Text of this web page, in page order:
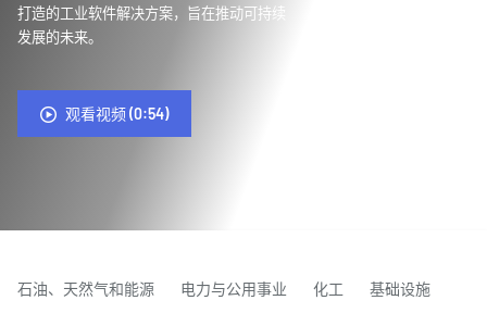
打造的工业软件解决方案，旨在推动可持续
发展的未来。
观看视频 (0:54)
石油、天然气和能源 电力与公用事业 化工 基础设施